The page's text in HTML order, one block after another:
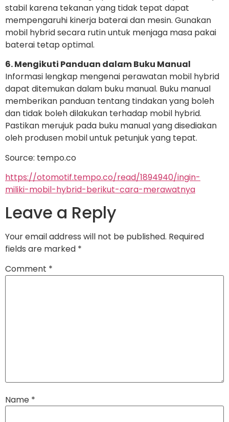
stabil karena tekanan yang tidak tepat dapat
mempengaruhi kinerja baterai dan mesin. Gunakan
mobil hybrid secara rutin untuk menjaga masa pakai
baterai tetap optimal.
6. Mengikuti Panduan dalam Buku Manual
Informasi lengkap mengenai perawatan mobil hybrid
dapat ditemukan dalam buku manual. Buku manual
memberikan panduan tentang tindakan yang boleh
dan tidak boleh dilakukan terhadap mobil hybrid.
Pastikan merujuk pada buku manual yang disediakan
oleh produsen mobil untuk petunjuk yang tepat.
Source: tempo.co
https://otomotif.tempo.co/read/1894940/ingin-
miliki-mobil-hybrid-berikut-cara-merawatnya
Leave a Reply
Your email address will not be published. Required
fields are marked *
Comment *
Name *